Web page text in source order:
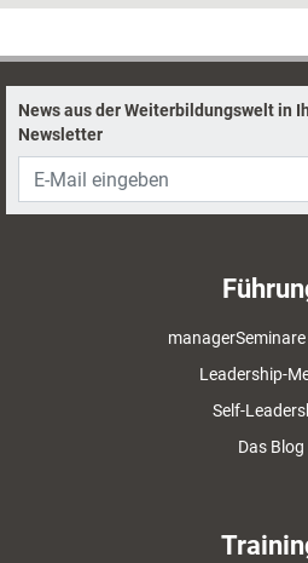
Resilienz,
Letztere
News aus der Weiterbildungswelt in
Newsletter
Leadership-
Self-
Das Blog